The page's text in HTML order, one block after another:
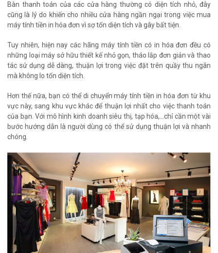
Bàn thanh toán của các cửa hàng thường có diện tích nhỏ, đây
cũng là lý do khiến cho nhiều cửa hàng ngần ngại trong việc mua
máy tính tiền in hóa đơn vì sợ tốn diện tích và gây bất tiện.
Tuy nhiên, hiện nay các hãng máy tính tiền có in hóa đơn đều có
những loại máy sở hữu thiết kế nhỏ gọn, tháo lắp đơn giản và thao
tác sử dụng dễ dàng, thuận lợi trong việc đặt trên quầy thu ngân
mà không lo tốn diện tích.
Hơn thế nữa, bạn có thể di chuyển máy tính tiền in hóa đơn từ khu
vực này, sang khu vực khác để thuận lợi nhất cho việc thanh toán
của bạn. Với mô hình kinh doanh siêu thị, tạp hóa,...chỉ cần một vài
bước hướng dẫn là người dùng có thể sử dụng thuận lợi và nhanh
chóng.